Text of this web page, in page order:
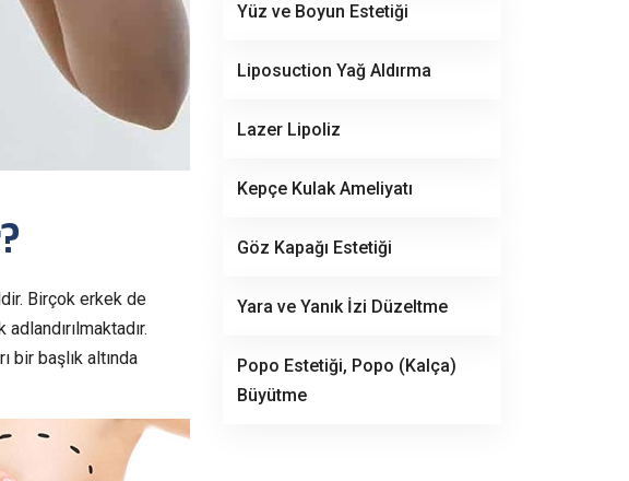
Birçok erkek de
bir başlık altında
Yüz ve Boyun Estetiği
Liposuction Yağ Aldırma
Lazer Lipoliz
Kepçe Kulak Ameliyatı
Göz Kapağı Estetiği
Yara ve Yanık İzi Düzeltme
Popo Estetiği, Popo (Kalça)
Büyütme